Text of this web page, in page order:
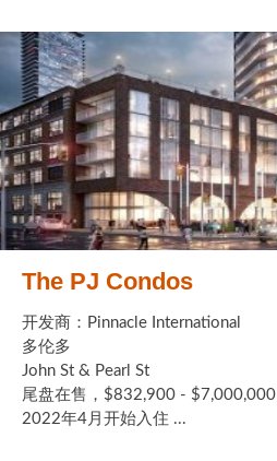
The PJ Condos
开发商：Pinnacle International
多伦多
John St & Pearl St
尾盘在售，$832,900 - $7,000,000
2022年4月开始入住 ...